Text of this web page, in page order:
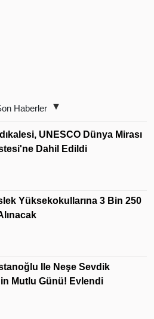
Haberler
UNESCO Dünya Mirası
Dahil Edildi
Yüksekokullarına 3 Bin 250
Ile Neşe Sevdik
Mutlu Günü! Evlendi